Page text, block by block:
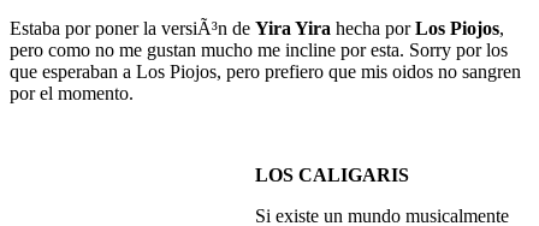
Estaba por poner la versiÃ³n de Yira Yira hecha porLos Piojos,
pero como no me gustan mucho me incline por esta. Sorry por los
que esperaban a Los Piojos, pero prefiero que mis oidos no sangren
por el momento.
LOS CALIGARIS
Si existe un mundo musicalmente